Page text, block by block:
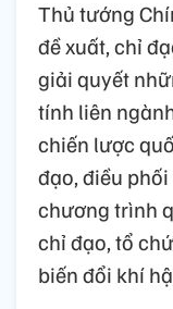
Thủ tướng
đề xuất, chỉ
giải quyết
tính liên
chiến lược
đạo, điều
chương trình
chỉ đạo, tổ
biến đổi khí